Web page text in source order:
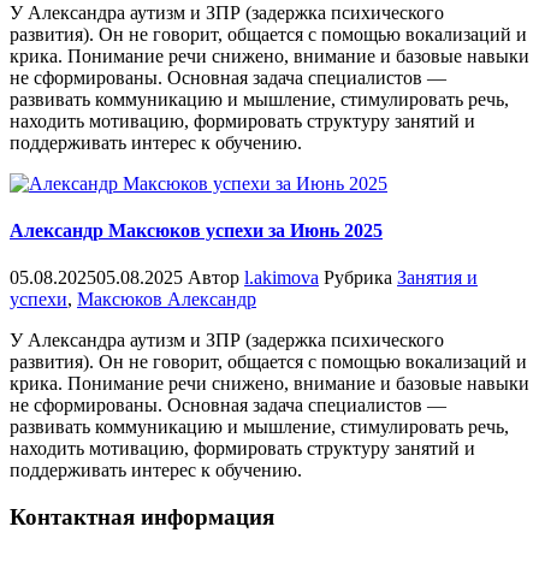
У Александра аутизм и ЗПР (задержка психического
развития). Он не говорит, общается с помощью вокализаций и
крика. Понимание речи снижено, внимание и базовые навыки
не сформированы. Основная задача специалистов —
развивать коммуникацию и мышление, стимулировать речь,
находить мотивацию, формировать структуру занятий и
поддерживать интерес к обучению.
Александр Максюков успехи за Июнь 2025
05.08.202505.08.2025 Автор l.akimova Рубрика Занятия и
успехи, Максюков Александр
У Александра аутизм и ЗПР (задержка психического
развития). Он не говорит, общается с помощью вокализаций и
крика. Понимание речи снижено, внимание и базовые навыки
не сформированы. Основная задача специалистов —
развивать коммуникацию и мышление, стимулировать речь,
находить мотивацию, формировать структуру занятий и
поддерживать интерес к обучению.
Контактная информация